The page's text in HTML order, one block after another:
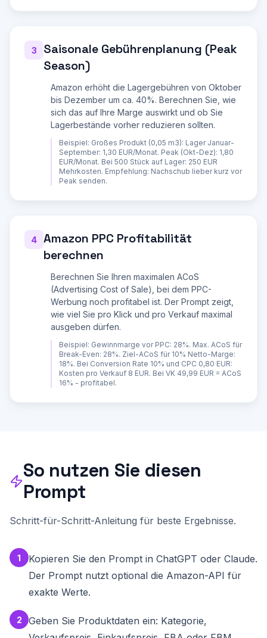
(Individual)
**GEWINNBERECHNUNG:**
| Position | Betrag |
| Brutto-Verkaufspreis | xx,xx EUR |
| = Netto-Verkaufspreis | xx,xx EUR |
| - Einkaufspreis | -xx,xx EUR |
| - Referral Fee | -xx,xx EUR |
| - FBA-Versandgebuehr | -xx,xx EUR |
| - Lagergebuehr (anteilig) | -xx,xx EUR |
| - Kontogebuehr (anteilig) | -xx,xx EUR |
| - Amazon PPC (falls angegeben) | -xx,xx EUR |
| = GEWINN pro Stück | xx,xx EUR |
| Gewinnmarge | xx,x% |
**MONATLICHE/JAEHRLICHE HOCHRECHNUNG:**
- ROI (Return on Investment)
**PROFITABILITAETS-CHECK:**
- Ist das Produkt profitabel? (Gruen: >15%,
- Mindest-Verkaufspreis für 10% / 15% / 20%
Marge
- Break-Even-Menge pro Monat (inkl. Fixkosten)
**OPTIMIERUNGSEMPFEHLUNGEN (6 konkret):**
1. Verpackung optimieren: Kleinere Verpackung =
Gebuehren
2. Lagerbestand-Management: Langzeitlager
vermeiden (Zuschlag ab 181 Tagen), Sell-
Through-Rate verbessern
3. FBA vs. FBM Vergleich: Ab welcher Menge
4. Kategorie-Strategie: Falls Produkt in
Nutze die API für exakte Berechnungen. Falls
aktuellen Amazon-Gebuehrensaetzen 2026.
https://automationsmanufaktur.de/amazon-
3
Saisonale Gebührenplanung (Peak
Season)
Amazon erhöht die Lagergebühren von Oktober
bis Dezember um ca. 40%. Berechnen Sie, wie
sich das auf Ihre Marge auswirkt und ob Sie
Lagerbestände vorher reduzieren sollten.
Beispiel: Großes Produkt (0,05 m3): Lager Januar-
September: 1,30 EUR/Monat. Peak (Okt-Dez): 1,80
EUR/Monat. Bei 500 Stück auf Lager: 250 EUR
Mehrkosten. Empfehlung: Nachschub lieber kurz vor
Peak senden.
4
Amazon PPC Profitabilität
berechnen
Berechnen Sie Ihren maximalen ACoS
(Advertising Cost of Sale), bei dem PPC-
Werbung noch profitabel ist. Der Prompt zeigt,
wie viel Sie pro Klick und pro Verkauf maximal
ausgeben dürfen.
Beispiel: Gewinnmarge vor PPC: 28%. Max. ACoS für
Break-Even: 28%. Ziel-ACoS für 10% Netto-Marge:
18%. Bei Conversion Rate 10% und CPC 0,80 EUR:
Kosten pro Verkauf 8 EUR. Bei VK 49,99 EUR = ACoS
16% - profitabel.
So nutzen Sie diesen
Prompt
Schritt-für-Schritt-Anleitung für beste Ergebnisse.
1
Kopieren Sie den Prompt in ChatGPT oder Claude.
Der Prompt nutzt optional die Amazon-API für
exakte Werte.
2
Geben Sie Produktdaten ein: Kategorie,